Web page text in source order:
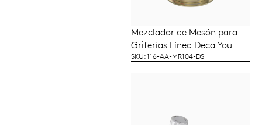
LEER MÁS
Mezclador de Mesón para
Griferías Línea Deca You
SKU: 116-AA-MR104-DS